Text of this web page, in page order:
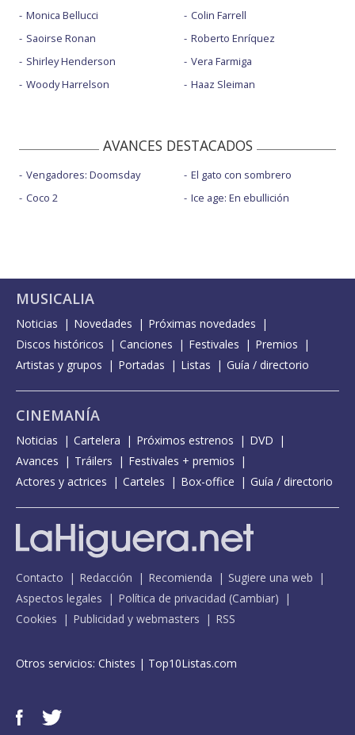
Monica Bellucci
Saoirse Ronan
Shirley Henderson
Woody Harrelson
Colin Farrell
Roberto Enríquez
Vera Farmiga
Haaz Sleiman
AVANCES DESTACADOS
Vengadores: Doomsday
Coco 2
El gato con sombrero
Ice age: En ebullición
MUSICALIA
Noticias Novedades
Próximas novedades
Discos históricos
Canciones Festivales
Premios
Artistas y grupos
Portadas Listas Guía / directorio
CINEMANÍA
Noticias Cartelera Próximos estrenos
DVD
Avances
Tráilers
Festivales + premios
Actores y actrices
Carteles Box-office Guía / directorio
Contacto Redacción Recomienda
Sugiere una web
Aspectos legales
Política de privacidad (Cambiar)
Cookies
Publicidad y webmasters RSS
Otros servicios: Chistes | Top10Listas.com